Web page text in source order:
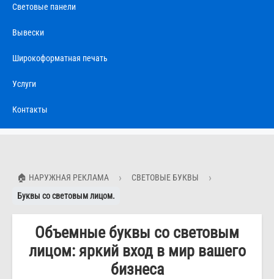
Световые панели
Вывески
Широкоформатная печать
Услуги
Контакты
🏠 НАРУЖНАЯ РЕКЛАМА
СВЕТОВЫЕ БУКВЫ
Буквы со световым лицом.
Объемные буквы со световым
лицом: яркий вход в мир вашего
бизнеса